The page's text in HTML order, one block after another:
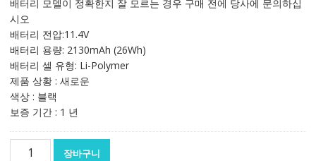
격:
격:
배터리 모델이 정확한지 잘 모르는 경우 구매 전에 당사에 문의하십
시오
배터리 전압:11.4V
배터리 용량: 2130mAh (26Wh)
배터리 셀 유형: Li-Polymer
제품 상황 : 새로운
색상 : 블랙
보증 기간 : 1 년
장바구니